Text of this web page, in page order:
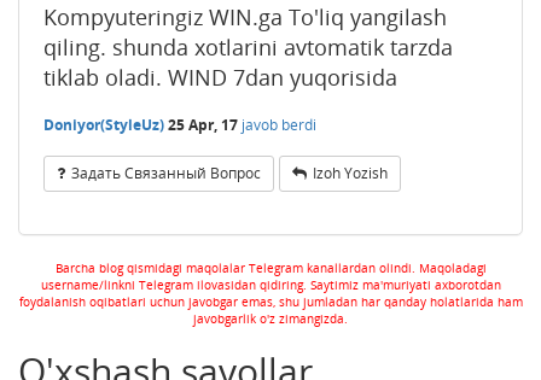
Kompyuteringiz WIN.ga To'liq yangilash
qiling. shunda xotlarini avtomatik tarzda
tiklab oladi. WIND 7dan yuqorisida
Doniyor(StyleUz)25 Apr, 17 javob berdi
Задать Связанный Вопрос Izoh Yozish
Barcha blog qismidagi maqolalar Telegram kanallardan olindi. Maqoladagi
username/linkni Telegram ilovasidan qidiring. Saytimiz ma'muriyati axborotdan
foydalanish oqibatlari uchun javobgar emas, shu jumladan har qanday holatlarida ham
javobgarlik o'z zimangizda.